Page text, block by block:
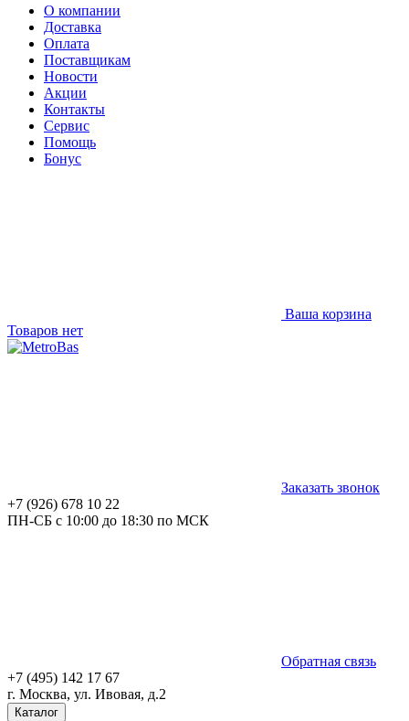
О компании
Доставка
Оплата
Поставщикам
Новости
Акции
Контакты
Сервис
Помощь
Бонус
Ваша корзина
Товаров нет
Заказать звонок
+7 (926) 678 10 22
ПН-СБ с 10:00 до 18:30 по МСК
Обратная связь
+7 (495) 142 17 67
г. Москва, ул. Ивовая, д.2
Каталог